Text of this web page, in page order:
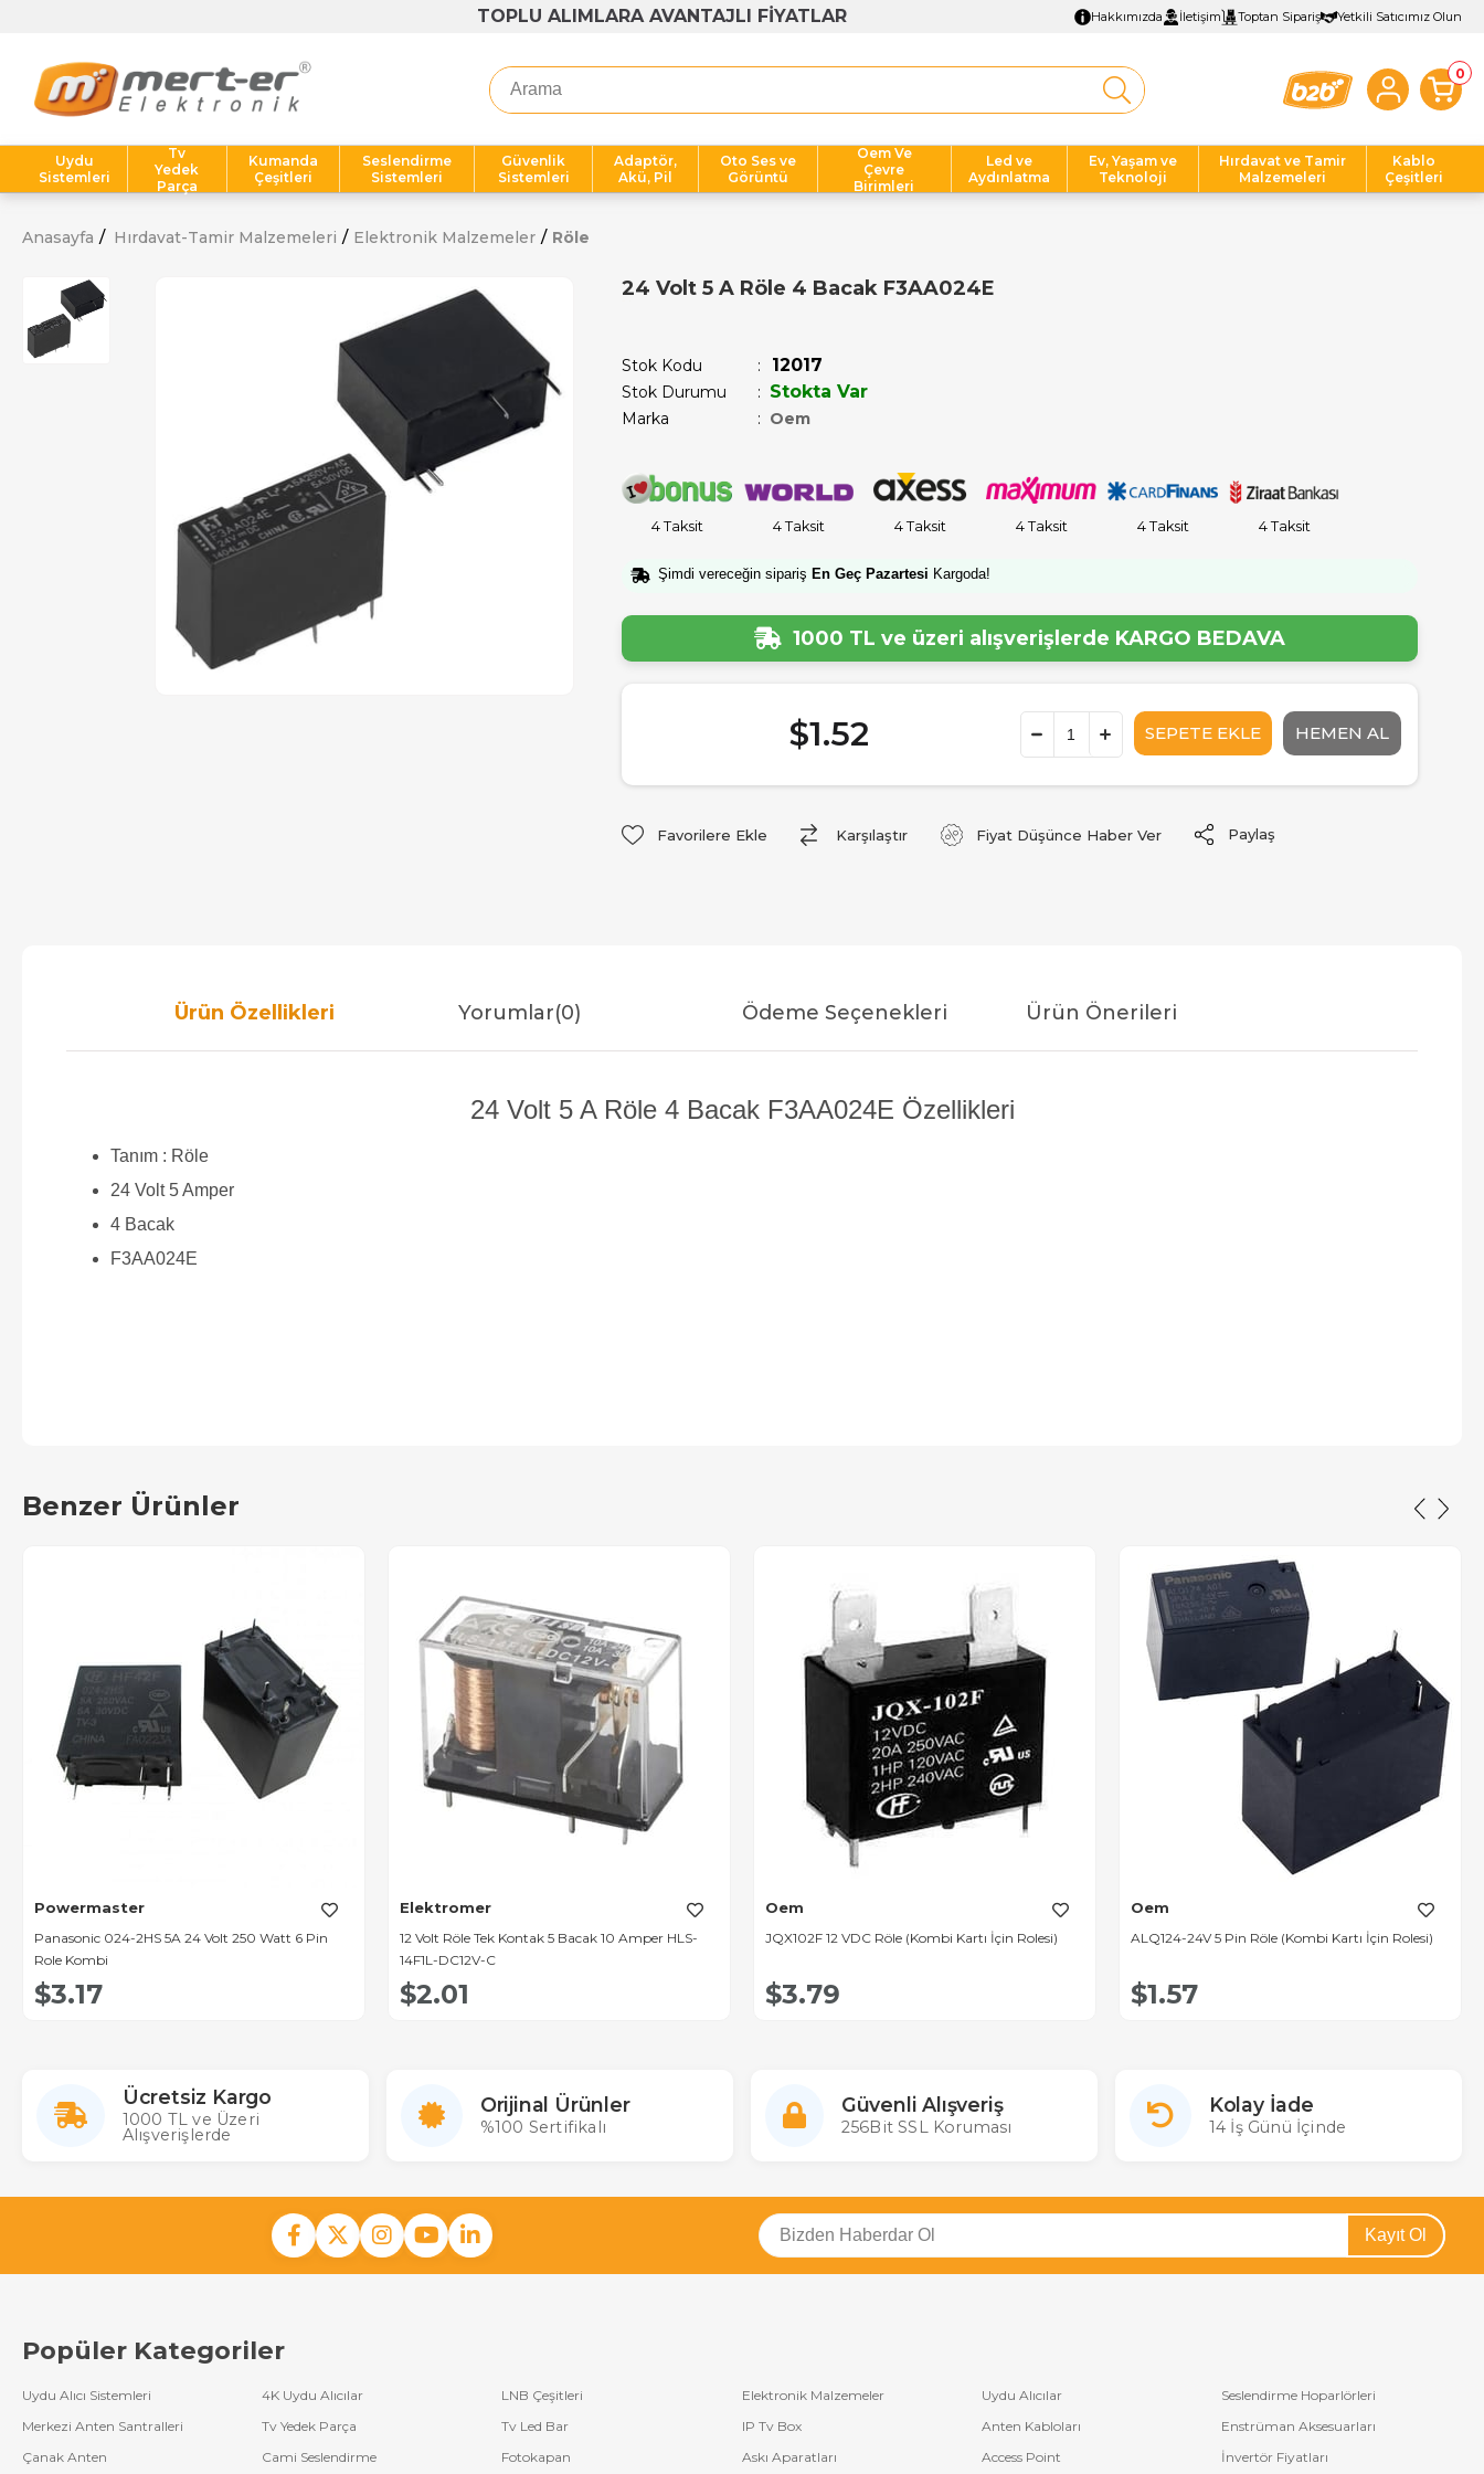
1000 TL ÜZERİ ÜCRETSİZ KARGO Hakkımızda İletişim Toptan Sipariş Yetkili Satıcımız Olun
0
Uydu
Sistemleri
Tv
Yedek
Parça
Kumanda
Çeşitleri
Seslendirme
Sistemleri
Güvenlik
Sistemleri
Adaptör,
Akü, Pil
Oto Ses ve
Görüntü
Oem Ve
Çevre
Birimleri
Led ve
Aydınlatma
Ev, Yaşam ve
Teknoloji
Hırdavat ve Tamir
Malzemeleri
Kablo
Çeşitleri
Anasayfa Hırdavat-Tamir Malzemeleri Elektronik Malzemeler Röle
24 Volt 5 A Röle 4 Bacak F3AA024E
Stok Kodu 12017
Stok Durumu : Stokta Var
Marka : Oem
4 Taksit 4 Taksit 4 Taksit 4 Taksit 4 Taksit 4 Taksit
Şimdi vereceğin sipariş En Geç Pazartesi Kargoda!
1000 TL ve üzeri alışverişlerde KARGO BEDAVA
$1.52
Favorilere Ekle Karşılaştır Fiyat Düşünce Haber Ver Paylaş
Ürün Özellikleri Yorumlar(0) Ödeme Seçenekleri Ürün Önerileri
24 Volt 5 A Röle 4 Bacak F3AA024E Özellikleri
Tanım : Röle
24 Volt 5 Amper
4 Bacak
F3AA024E
Benzer Ürünler
Powermaster
Panasonic 024-2HS 5A 24 Volt 250 Watt 6 Pin
Role Kombi
$3.17
Elektromer
12 Volt Röle Tek Kontak 5 Bacak 10 Amper HLS-
14F1L-DC12V-C
$2.01
Oem
JQX102F 12 VDC Röle (Kombi Kartı İçin Rolesi)
$3.79
Oem
ALQ124-24V 5 Pin Röle (Kombi Kartı İçin Rolesi)
$1.57
Ücretsiz Kargo
1000 TL ve Üzeri
Alışverişlerde
Orijinal Ürünler
%100 Sertifikalı
Güvenli Alışveriş
256Bit SSL Koruması
Kolay İade
14 İş Günü İçinde
Kayıt Ol
Popüler Kategoriler
Uydu Alıcı Sistemleri 4K Uydu Alıcılar LNB Çeşitleri Elektronik Malzemeler Uydu Alıcılar
Seslendirme Hoparlörleri
Merkezi Anten Santralleri
Tv Yedek Parça Tv Led Bar IP Tv Box Anten Kabloları
Enstrüman Aksesuarları
Çanak Anten
Cami Seslendirme Fotokapan Askı Aparatları Access Point
İnvertör Fiyatları